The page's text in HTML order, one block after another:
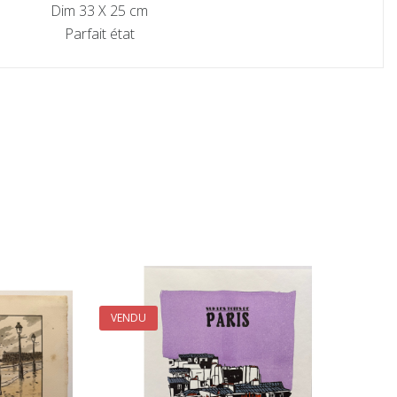
Dim 33 X 25 cm
Parfait état
VENDU